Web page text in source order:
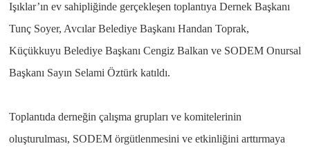
Işıklar’ın ev sahipliğinde gerçekleşen toplantıya Dernek Başkanı
Tunç Soyer, Avcılar Belediye Başkanı Handan Toprak,
Küçükkuyu Belediye Başkanı Cengiz Balkan ve SODEM Onursal
Başkanı Sayın Selami Öztürk katıldı.
Toplantıda derneğin çalışma grupları ve komitelerinin
oluşturulması, SODEM örgütlenmesini ve etkinliğini arttırmaya